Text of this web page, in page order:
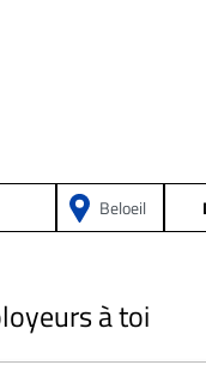
à toi